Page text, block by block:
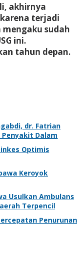
akhirnya
terjadi
sudah
ini.
tahun depan.
dr. Fatrian
Penyakit Dalam
Optimis
Keroyok
Usulkan Ambulans
Terpencil
Penurunan